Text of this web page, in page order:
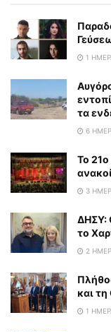
1
τα
6
To
3
ΔΗΣΥ:
το
2
και
1